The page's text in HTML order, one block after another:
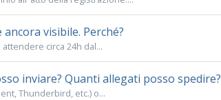
visibile. Perché?
circa 24h dal...
inviare? Quanti allegati posso spedire?
Thunderbird, etc.) o...